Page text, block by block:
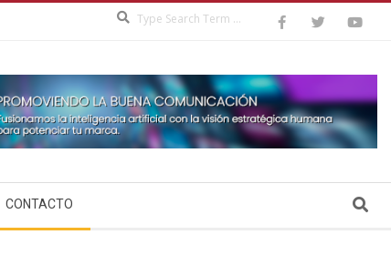
CONTACTO Search